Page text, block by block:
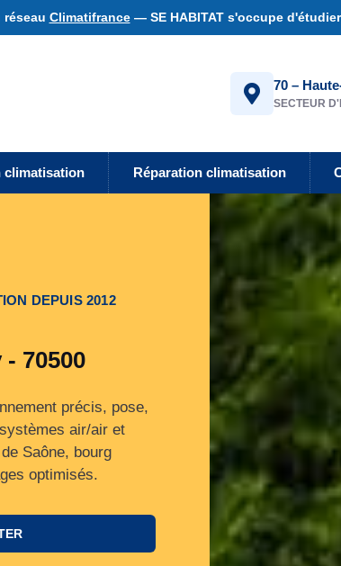
réseau Climatifrance— SE HABITAT s'occupe
70 –
SECTEUR
climatisation Réparation climatisation
DEPUIS 2012
70500
précis, pose,
air/air et
Saône, bourg
optimisés.